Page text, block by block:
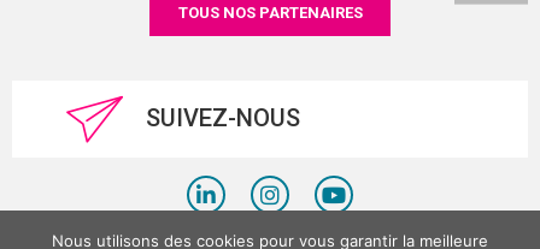
TOUS NOS PARTENAIRES
SUIVEZ-NOUS
Nous utilisons des cookies pour vous garantir la meilleure